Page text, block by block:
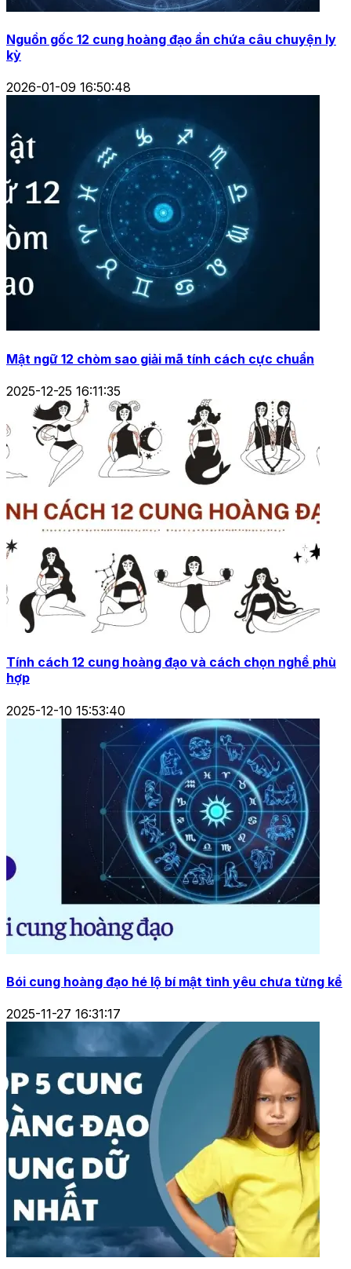
Nguồn gốc 12 cung hoàng đạo ẩn chứa câu chuyện ly
kỳ
2026-01-09 16:50:48
Mật ngữ 12 chòm sao giải mã tính cách cực chuẩn
2025-12-25 16:11:35
Tính cách 12 cung hoàng đạo và cách chọn nghề phù
hợp
2025-12-10 15:53:40
Bói cung hoàng đạo hé lộ bí mật tình yêu chưa từng kể
2025-11-27 16:31:17